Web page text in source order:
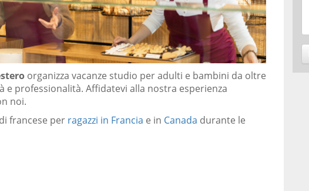
organizza vacanze studio per adulti e bambini da oltre
e professionalità. Affidatevi alla nostra esperienza
noi.
francese per ragazzi in Francia e in Canada durante le